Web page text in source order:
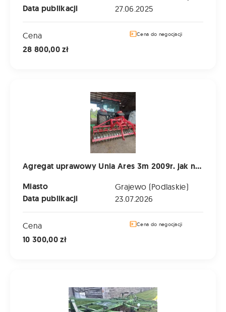
Data publikacji 27.06.2025
Cena
28 800,00 zł
Cena do negocjacji
Agregat uprawowy Unia Ares 3m 2009r. jak nowy
Miasto
Grajewo (Podlaskie)
Data publikacji 23.07.2026
Cena
10 300,00 zł
Cena do negocjacji